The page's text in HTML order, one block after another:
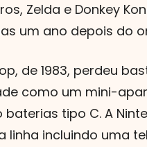
Zelda e Donkey
um ano depois do
de 1983, perdeu
como um mini-
baterias tipo C. A
linha incluindo uma